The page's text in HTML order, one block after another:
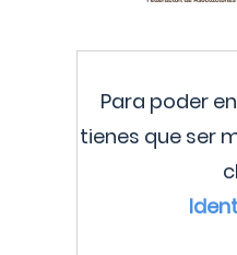
Para poder
tienes que ser